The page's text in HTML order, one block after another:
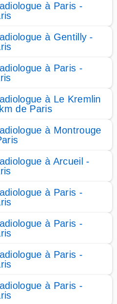
à Paris -
à Gentilly -
à Paris -
à Le Kremlin
de Paris
à Montrouge
à Arcueil -
à Paris -
à Paris -
à Paris -
à Paris -